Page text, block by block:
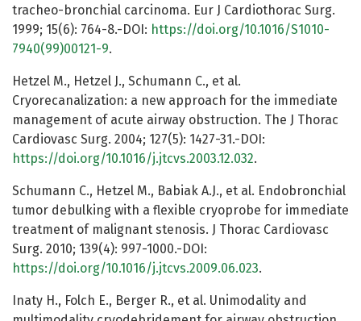
tracheo-bronchial carcinoma. Eur J Cardiothorac Surg.
1999; 15(6): 764-8.-DOI: https://doi.org/10.1016/S1010-
7940(99)00121-9.
Hetzel M., Hetzel J., Schumann C., et al.
Cryorecanalization: a new approach for the immediate
management of acute airway obstruction. The J Thorac
Cardiovasc Surg. 2004; 127(5): 1427-31.-DOI:
https://doi.org/10.1016/j.jtcvs.2003.12.032.
Schumann C., Hetzel M., Babiak A.J., et al. Endobronchial
tumor debulking with a flexible cryoprobe for immediate
treatment of malignant stenosis. J Thorac Cardiovasc
Surg. 2010; 139(4): 997-1000.-DOI:
https://doi.org/10.1016/j.jtcvs.2009.06.023.
Inaty H., Folch E., Berger R., et al. Unimodality and